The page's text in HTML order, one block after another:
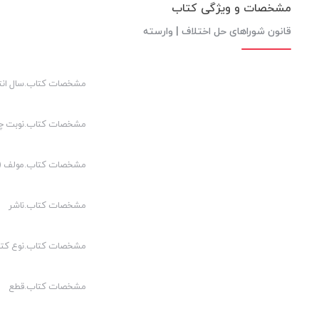
مشخصات و ویژگی کتاب
قانون شوراهای حل اختلاف | وارسته
مشخصات کتاب.سال
مشخصات کتاب.نوبت
مشخصات کتاب.مولف
مشخصات کتاب.ناشر
مشخصات کتاب.نوع
مشخصات کتاب.قطع